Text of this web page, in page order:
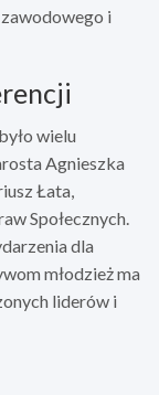
i
wielu
Agnieszka
Łata,
Społecznych.
dla
młodzież ma
liderów i